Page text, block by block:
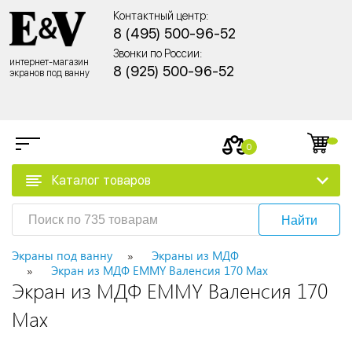
интернет-магазин
экранов под ванну
Контактный центр:
8 (495) 500-96-52
Звонки по России:
8 (925) 500-96-52
0
Каталог товаров
Найти
Экраны под ванну
Экраны из МДФ
Экран из МДФ EMMY Валенсия 170 Max
Экран из МДФ EMMY Валенсия 170
Max